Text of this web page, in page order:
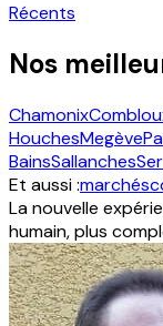
Récents
Nos
Chamonix
HouchesMegève
BainsSallanches
Et aussi :marchés
La nouvelle
humain, plus